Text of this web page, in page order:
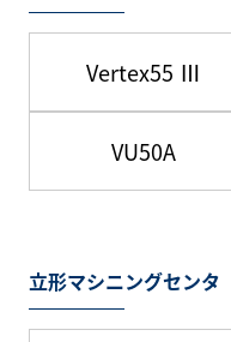
Vertex55 Ⅲ
VU50A
立形マシニングセン